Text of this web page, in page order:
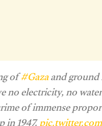
of#Gazaand
no electricity, no
of immense